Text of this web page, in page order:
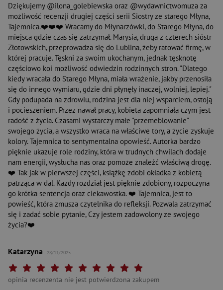
Dziękujemy @ilona_golebiewska oraz @wydawnictwomuza za
możliwość recenzji drugiej części serii Siostry ze starego Młyna,
Tajemnica.❤️❤️❤️ Wracamy do Młynarzówki, do Starego Młyna, do
miejsca gdzie czas się zatrzymał. Marysia, druga z czterech sióstr
Złotowskich, przeprowadza się do Lublina, żeby ratować firmę, w
której pracuje. Tęskni za swoim ukochanym, jednak tęsknotę
częściowo koi możliwość odwiedzin rodzinnych stron. "Dlatego
kiedy wracała do Starego Młyna, miała wrażenie, jakby przenosiła
się do innego wymiaru, gdzie dni płynęły inaczej, wolniej, lepiej."
Gdy podupada na zdrowiu, rodzina jest dla niej wsparciem, ostoją
i pocieszeniem. Przez nawał pracy, kobieta zapomniała czym jest
radość z życia. Czasami wystarczy małe "przemeblowanie"
swojego życia, a wszystko wraca na właściwe tory, a życie zyskuje
kolory. Tajemnica to sentymentalna opowieść. Autorka bardzo
pięknie ukazuje role rodziny, która w trudnych chwilach dodaje
nam energii, wysłucha nas oraz pomoże znaleźć właściwą drogę.
❤️ Tak jak w pierwszej części, książkę zdobi okładka z kobietą
patrząca w dal. Każdy rozdział jest pięknie zdobiony, rozpoczyna
go krótka sentencja oraz ciekawostka. ❤️ Tajemnica, jest to
powieść, która zmusza czytelnika do refleksji. Pozwala zatrzymać
się i zadać sobie pytanie, Czy jestem zadowolony ze swojego
życia?❤️
Katarzyna 28/11/2025
Twoja ocena: Arcydzieło
Twoja ocena: Wybitna 9/10"
Twoja ocena: Rewelacyjna 8/10"
Twoja ocena: Bardzo dobra 7/10"
Twoja ocena: Dobra 6/10"
Twoja ocena: Przeciętna 5/10"
Twoja ocena: Może być 4/10"
Twoja ocena: Słaba 3/10"
Twoja ocena: Bardzo słaba 2/10"
Twoja ocena: Beznadziejna 1/10"
opinia recenzenta nie jest potwierdzona zakupem